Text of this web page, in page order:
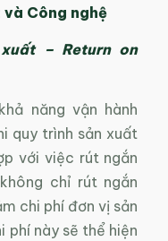
Công nghệ
– Return on
năng vận hành
quy trình sản xuất
với việc rút ngắn
chỉ rút ngắn
chi phí đơn vị sản
này sẽ thể hiện